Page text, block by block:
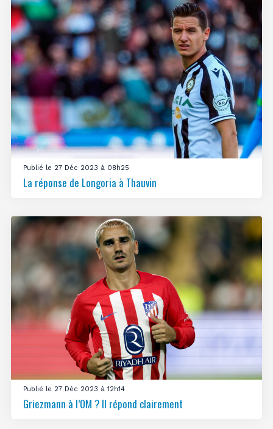
Publié le 27 Déc 2023 à 08h25
La réponse de Longoria à Thauvin
Publié le 27 Déc 2023 à 12h14
Griezmann à l’OM ? Il répond clairement